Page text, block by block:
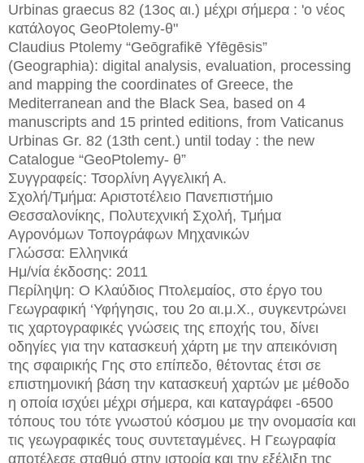
Urbinas graecus 82 (13ος αι.) μέχρι σήμερα : 'ο νέος
κατάλογος GeoPtolemy-θ"
Claudius Ptolemy “Geōgrafikē Yfēgēsis”
(Geographia): digital analysis, evaluation, processing
and mapping the coordinates of Greece, the
Mediterranean and the Black Sea, based on 4
manuscripts and 15 printed editions, from Vaticanus
Urbinas Gr. 82 (13th cent.) until today : the new
Catalogue “GeoPtolemy- θ”
Συγγραφείς: Τσορλίνη Αγγελική Α.
Σχολή/Τμήμα: Αριστοτέλειο Πανεπιστήμιο
Θεσσαλονίκης, Πολυτεχνική Σχολή, Τμήμα
Αγρονόμων Τοπογράφων Μηχανικών
Γλώσσα: Ελληνικά
Ημ/νία έκδοσης: 2011
Περίληψη: Ο Κλαύδιος Πτολεμαίος, στο έργο του
Γεωγραφική ‘Υφήγησις, του 2ο αι.μ.Χ., συγκεντρώνει
τις χαρτογραφικές γνώσεις της εποχής του, δίνει
οδηγίες για την κατασκευή χάρτη με την απεικόνιση
της σφαιρικής Γης στο επίπεδο, θέτοντας έτσι σε
επιστημονική βάση την κατασκευή χαρτών με μέθοδο
η οποία ισχύει μέχρι σήμερα, και καταγράφει -6500
τόπους του τότε γνωστού κόσμου με την ονομασία και
τις γεωγραφικές τους συντεταγμένες. Η Γεωγραφία
αποτέλεσε σταθμό στην ιστορία και την εξέλιξη της